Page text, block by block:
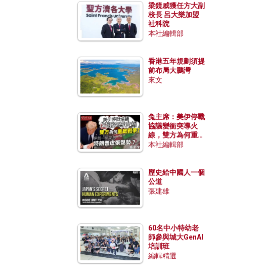
梁鏡威獲任方大副
校長 呂大樂加盟
社科院
本社編輯部
香港五年規劃須提
前布局大鵬灣
來文
兔主席：美伊停戰
協議變衝突導火
線，雙方為何重啟
戰爭？伊朗一早洞
本社編輯部
歷史給中國人一個
公道
張建雄
60名中小特幼老
師參與城大GenAI
培訓班
編輯精選